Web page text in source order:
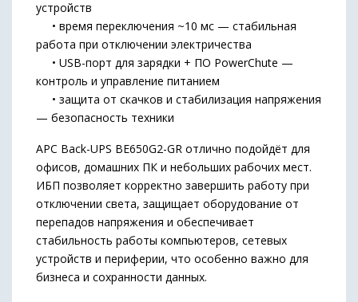
устройств
• время переключения ~10 мс — стабильная
работа при отключении электричества
• USB-порт для зарядки + ПО PowerChute —
контроль и управление питанием
• защита от скачков и стабилизация напряжения
— безопасность техники
APC Back-UPS BE650G2-GR отлично подойдёт для
офисов, домашних ПК и небольших рабочих мест.
ИБП позволяет корректно завершить работу при
отключении света, защищает оборудование от
перепадов напряжения и обеспечивает
стабильность работы компьютеров, сетевых
устройств и периферии, что особенно важно для
бизнеса и сохранности данных.